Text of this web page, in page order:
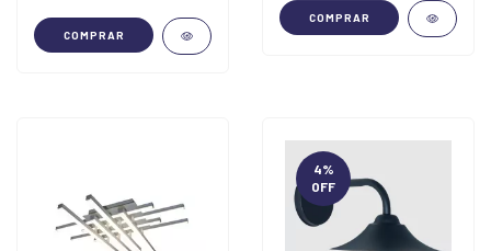
COMPRAR
COMPRAR
4%
OFF